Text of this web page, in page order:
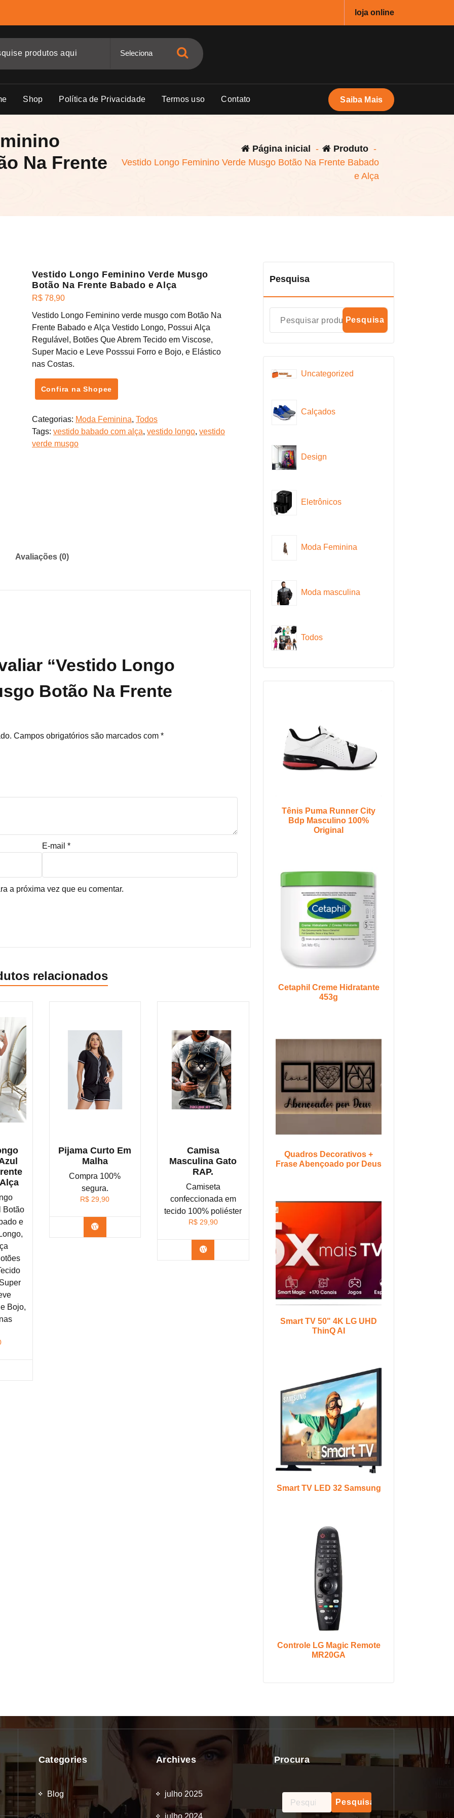
loja online
Shop Política de Privacidade Termos uso Contato Saiba Mais
Na Frente
Página inicial - Produto -
Vestido Longo Feminino Verde Musgo Botão Na Frente Babado
e Alça
Vestido Longo Feminino Verde Musgo
Botão Na Frente Babado e Alça
R$ 78,90
Vestido Longo Feminino verde musgo com Botão Na
Frente Babado e Alça Vestido Longo, Possui Alça
Regulável, Botões Que Abrem Tecido em Viscose,
Super Macio e Leve Posssui Forro e Bojo, e Elástico
nas Costas.
Confira na Shopee
Categorias: Moda Feminina, Todos
Tags: vestido babado com alça, vestido longo, vestido
verde musgo
Avaliações (0)
“Vestido Longo
Botão Na Frente
Campos obrigatórios são marcados com *
E-mail *
a próxima vez que eu comentar.
relacionados
Botão
e
Bojo,
Pijama Curto Em
Malha
Compra 100%
segura.
R$ 29,90
Confira na Shopee
Camisa
Masculina Gato
RAP.
Camiseta
confeccionada em
tecido 100% poliéster
R$29,90
Confira na Shopee
Pesquisa
Pesquisa
Uncategorized
Calçados
Design
Eletrônicos
Moda Feminina
Moda masculina
Todos
Tênis Puma Runner City
Bdp Masculino 100%
Original
Cetaphil Creme Hidratante
453g
Quadros Decorativos +
Frase Abençoado por Deus
Smart TV 50" 4K LG UHD
ThinQ AI
Smart TV LED 32 Samsung
Controle LG Magic Remote
MR20GA
Categories
Blog
(83)
Archives
julho 2025
julho 2024
Procura
Pesquisar
por: